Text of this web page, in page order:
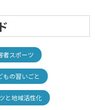
者スポーツ
もの習いごと
と地域活性化